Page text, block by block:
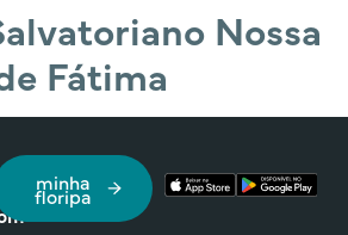
Nossa
Fátima
minha
floripa